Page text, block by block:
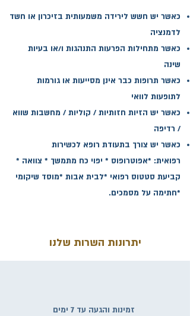
כאשר יש חשש לירידה משמעותית בזיכרון או חשד
לדמנציה
כאשר מתחילות הפרעות התנהגות ו/או בעיות
שינה
כאשר תרופות כבר אינן מסייעות או גורמות
לתופעות לוואי
כאשר יש הזיות חזותיות / קוליות / מחשבות שווא
/ רדיפה
כאשר יש צורך בתעודת רופא לכשירות
רפואית: *אפוטרופוס * יפוי כח מתמשך * צוואה *
קביעת סטטוס רפואי *לבית אבות *מוסד שיקומי
*חתימה על מסמכים.
יתרונות השרות שלנו
זמינות והגעה עד 7 ימים